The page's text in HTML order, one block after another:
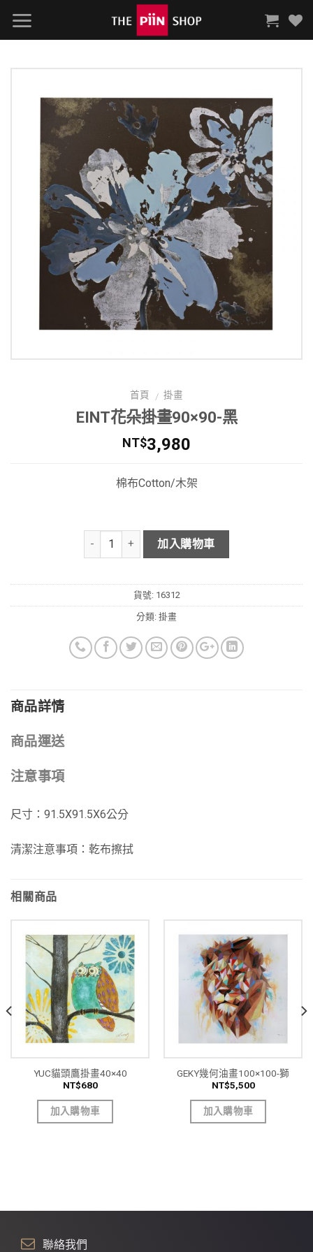
首頁 / 掛畫
EINT花朵掛畫90×90-黑
NT$3,980
棉布Cotton/木架
加入購物車
貨號: 16312
分類: 掛畫
商品詳情
商品運送
注意事項
尺寸：91.5X91.5X6公分
清潔注意事項：乾布擦拭
相關商品
YUC貓頭鷹掛畫40×40
NT$680
加入購物車
GEKY幾何油畫100×100-獅
NT$5,500
加入購物車
聯絡我們